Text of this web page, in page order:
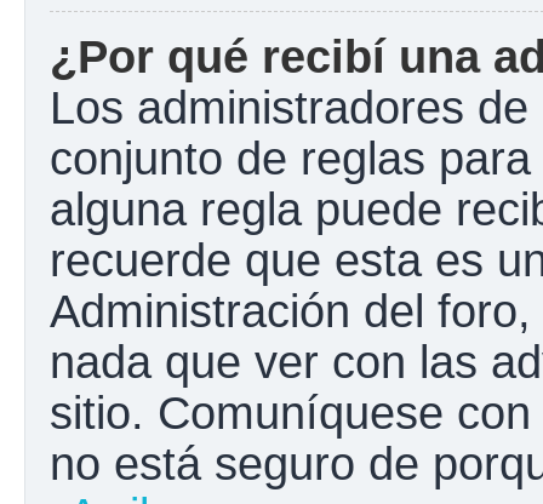
¿Por qué recibí una
Los administradores
conjunto de reglas
alguna regla puede
recuerde que esta es
Administración del
nada que ver con las
sitio. Comuníquese
no está seguro de